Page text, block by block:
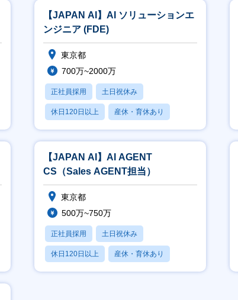
【JAPAN AI】AI ソリューションエ
ンジニア (FDE)
東京都
700万~2000万
正社員採用 土日祝休み
休日120日以上 産休・育休あり
賞与あり
【JAPAN AI】AI AGENT
CS（Sales AGENT担当）
東京都
500万~750万
正社員採用 土日祝休み
休日120日以上 産休・育休あり
賞与あり